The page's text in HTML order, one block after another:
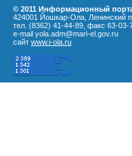
© 2011 Информационный
424001 Йошкар-Ола, Ленинский
тел. (8362) 41-44-89, факс 63-03-
e-mail yola.adm@mari-el.gov.ru
сайт www.i-ola.ru